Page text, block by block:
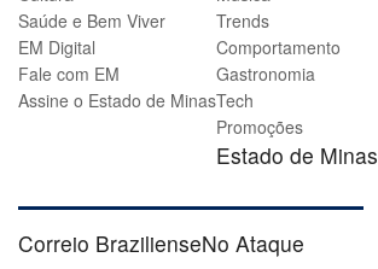
Saúde e Bem Viver
EM Digital
Fale com EM
Assine o Estado de Minas
Trends
Comportamento
Gastronomia
Tech
Promoções
Estado de Minas
Correio BrazilienseNo Ataque